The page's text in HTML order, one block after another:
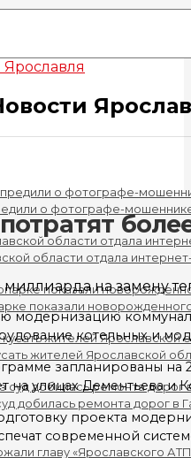
о фотографе-
области отдала
показали
жителей Ярославской
добилась ремонта дорог в
модернизацию
котельных и
запланированы на
на улицах Дементьева и
проекта
современной